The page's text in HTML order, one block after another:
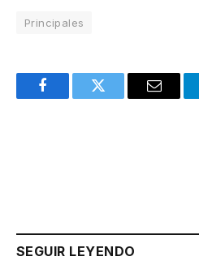
Principales
FacebookTwitter Email
SEGUIR LEYENDO